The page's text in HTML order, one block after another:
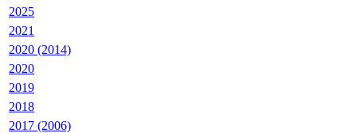
2025
2021
2020 (2014)
2020
2019
2018
2017 (2006)